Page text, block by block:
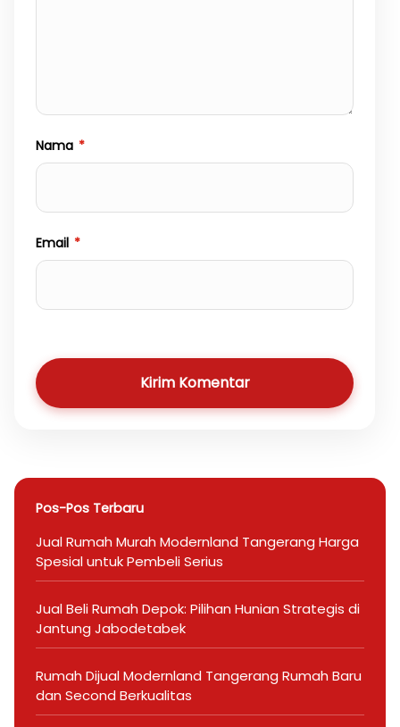
Nama *
Email *
Kirim Komentar
Pos-Pos Terbaru
Jual Rumah Murah Modernland Tangerang Harga
Spesial untuk Pembeli Serius
Jual Beli Rumah Depok: Pilihan Hunian Strategis di
Jantung Jabodetabek
Rumah Dijual Modernland Tangerang Rumah Baru
dan Second Berkualitas